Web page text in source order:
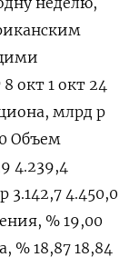
окт 1 окт 24
млрд р
Объем
4.239,4
3.142,7 4.450,0
% 19,00
% 18,87 18,84